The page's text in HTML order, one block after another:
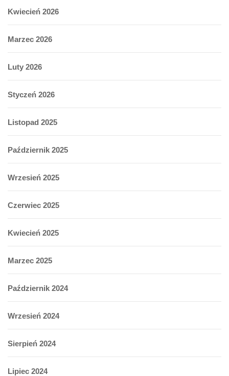
Kwiecień 2026
Marzec 2026
Luty 2026
Styczeń 2026
Listopad 2025
Październik 2025
Wrzesień 2025
Czerwiec 2025
Kwiecień 2025
Marzec 2025
Październik 2024
Wrzesień 2024
Sierpień 2024
Lipiec 2024